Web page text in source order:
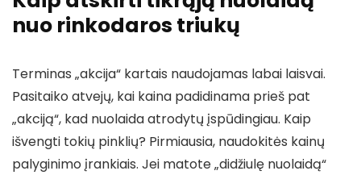
nuo rinkodaros triukų
Terminas „akcija“ kartais naudojamas labai laisvai.
Pasitaiko atvejų, kai kaina padidinama prieš pat
„akciją“, kad nuolaida atrodytų įspūdingiau. Kaip
išvengti tokių pinklių? Pirmiausia, naudokitės kainų
palyginimo įrankiais. Jei matote „didžiulę nuolaidą“